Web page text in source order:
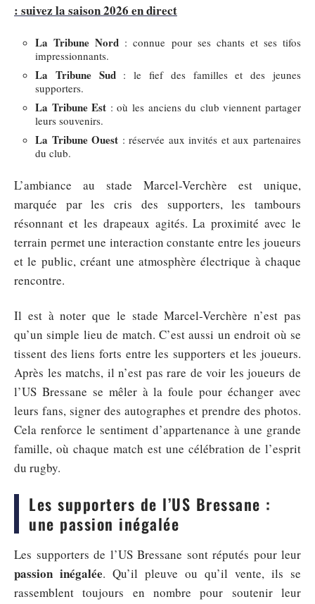
: suivez la saison 2026 en direct
La Tribune Nord : connue pour ses chants et ses tifos
impressionnants.
La Tribune Sud: le fief des familles et des jeunes
supporters.
La Tribune Est : où les anciens du club viennent partager
leurs souvenirs.
La Tribune Ouest : réservée aux invités et aux partenaires
du club.
L’ambiance au stade Marcel-Verchère est unique,
marquée par les cris des supporters, les tambours
résonnant et les drapeaux agités. La proximité avec le
terrain permet une interaction constante entre les joueurs
et le public, créant une atmosphère électrique à chaque
rencontre.
Il est à noter que le stade Marcel-Verchère n’est pas
qu’un simple lieu de match. C’est aussi un endroit où se
tissent des liens forts entre les supporters et les joueurs.
Après les matchs, il n’est pas rare de voir les joueurs de
l’US Bressane se mêler à la foule pour échanger avec
leurs fans, signer des autographes et prendre des photos.
Cela renforce le sentiment d’appartenance à une grande
famille, où chaque match est une célébration de l’esprit
du rugby.
Les supporters de l’US Bressane :
une passion inégalée
Les supporters de l’US Bressane sont réputés pour leur
passion inégalée. Qu’il pleuve ou qu’il vente, ils se
rassemblent toujours en nombre pour soutenir leur